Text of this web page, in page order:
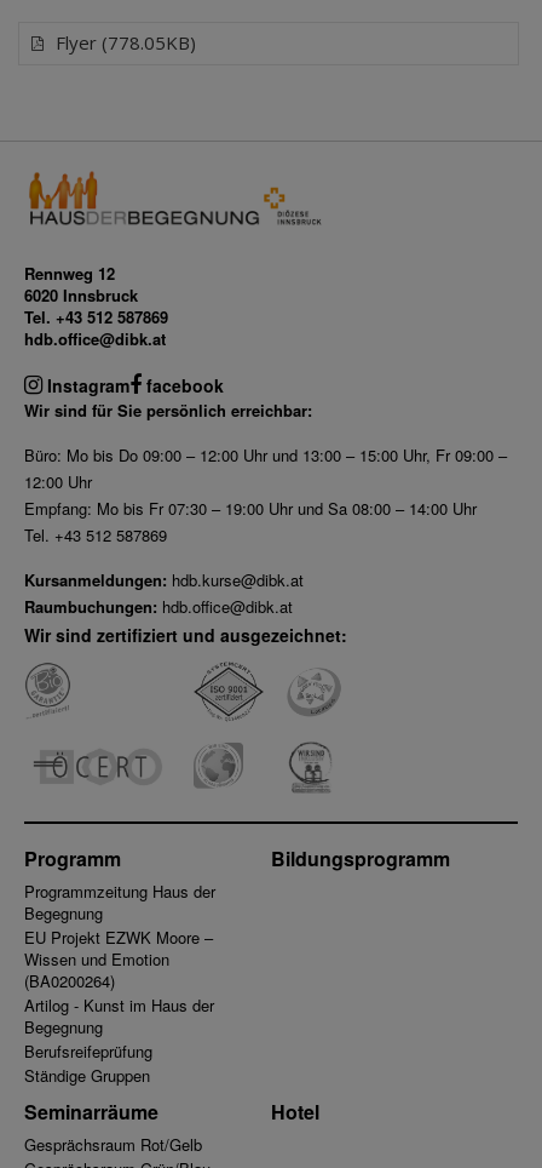
Flyer (778.05KB)
Rennweg 12
6020 Innsbruck
Tel. +43 512 587869
hdb.office@dibk.at
Instagram facebook
Wir sind für Sie persönlich erreichbar:
Büro: Mo bis Do 09:00 – 12:00 Uhr und 13:00 – 15:00 Uhr, Fr 09:00 –
12:00 Uhr
Empfang: Mo bis Fr 07:30 – 19:00 Uhr und Sa 08:00 – 14:00 Uhr
Tel. +43 512 587869
Kursanmeldungen: hdb.kurse@dibk.at
Raumbuchungen: hdb.office@dibk.at
Wir sind zertifiziert und ausgezeichnet:
Programm
Programmzeitung Haus der
Begegnung
EU Projekt EZWK Moore –
Wissen und Emotion
(BA0200264)
Artilog - Kunst im Haus der
Begegnung
Berufsreifeprüfung
Ständige Gruppen
Bildungsprogramm
Seminarräume
Gesprächsraum Rot/Gelb
Hotel